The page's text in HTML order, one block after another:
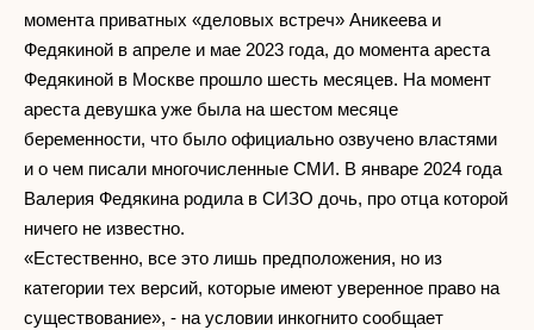
момента приватных «деловых встреч» Аникеева и
Федякиной в апреле и мае 2023 года, до момента ареста
Федякиной в Москве прошло шесть месяцев. На момент
ареста девушка уже была на шестом месяце
беременности, что было официально озвучено властями
и о чем писали многочисленные СМИ. В январе 2024 года
Валерия Федякина родила в СИЗО дочь, про отца которой
ничего не известно.
«Естественно, все это лишь предположения, но из
категории тех версий, которые имеют уверенное право на
существование», - на условии инкогнито сообщает